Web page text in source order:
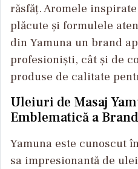
răsfăț. Aromele
plăcute și formulele
din Yamuna un brand
profesioniști, cât și de
produse de calitate
Uleiuri de Masaj
Emblematică a
Yamuna este cunoscut
sa impresionantă de